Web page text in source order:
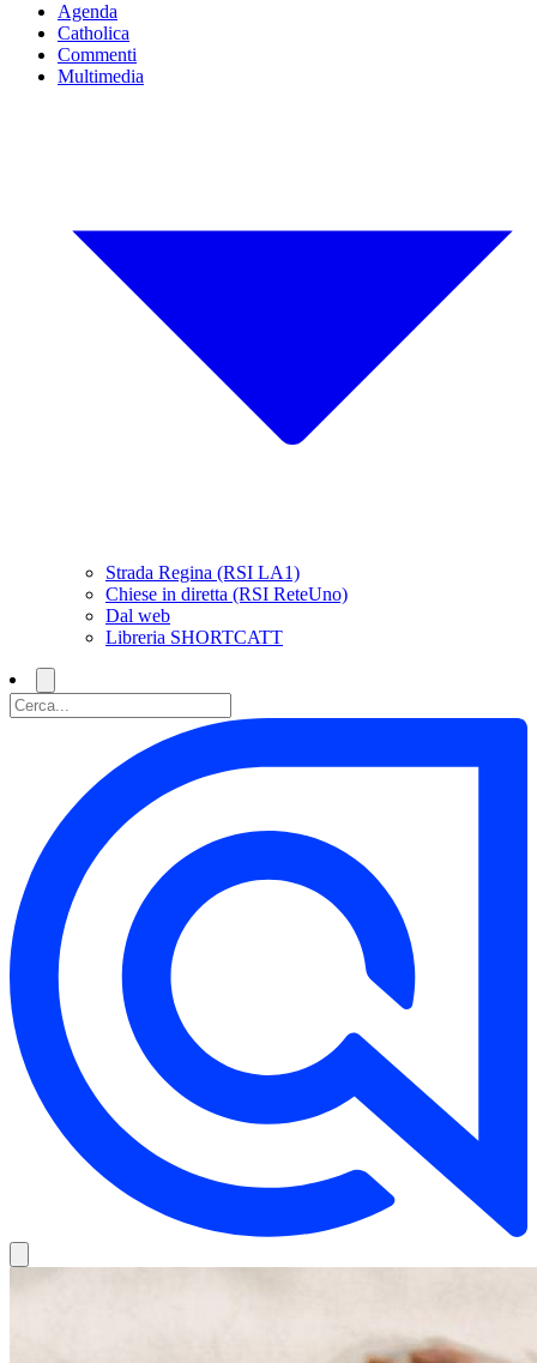
Agenda
Catholica
Commenti
Multimedia
Strada Regina (RSI LA1)
Chiese in diretta (RSI ReteUno)
Dal web
Libreria SHORTCATT